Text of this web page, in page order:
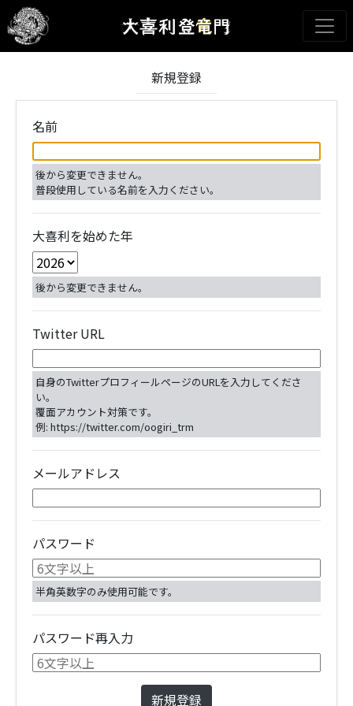
新規登録
名前
後から変更できません。
普段使用している名前を入力ください。
大喜利を始めた年
後から変更できません。
Twitter URL
自身のTwitterプロフィールページのURLを入力してくださ
い。
覆面アカウント対策です。
例: https://twitter.com/oogiri_trm
メールアドレス
パスワード
半角英数字のみ使用可能です。
パスワード再入力